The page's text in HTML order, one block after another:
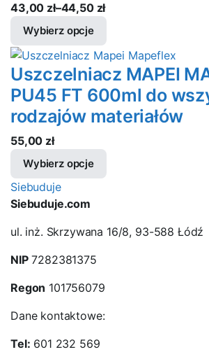
43,00 zł–44,50 zł
Zakres
cen:
od
43,00 zł
do
44,50 zł
Wybierz opcje
Uszczelniacz MAPEI
PU45 FT 600ml do
rodzajów materiałów
55,00 zł
Wybierz opcje
Siebuduje
Siebuduje.com
ul. inż. Skrzywana 16/8, 93-588 Łódź
NIP7282381375
Regon 101756079
Dane kontaktowe:
Tel: 601 232 569